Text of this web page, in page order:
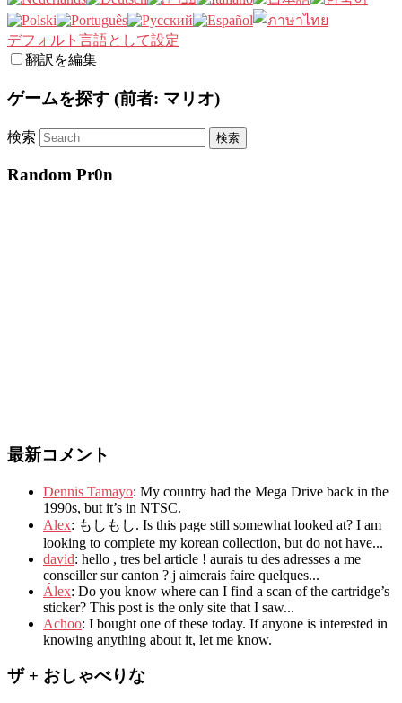
デフォルト言語として設定
翻訳を編集
ゲームを探す (前者: マリオ)
検索
Random Pr0n
最新コメント
Dennis Tamayo: My country had the Mega Drive back in the
1990s, but it’s in NTSC.
Alex: もしもし. Is this page still somewhat looked at? I am
looking to complete my korean collection, but do not have...
david: hello , tres bel article ! aurais tu des adresses a me
conseiller sur canton ? j aimerais faire quelques...
Álex: Do you know where can I find a scan of the cartridge’s
sticker? This post is the only site that I saw...
Achoo: I bought one of these today. If anyone is interested in
knowing anything about it, let me know.
ザ + おしゃべりな